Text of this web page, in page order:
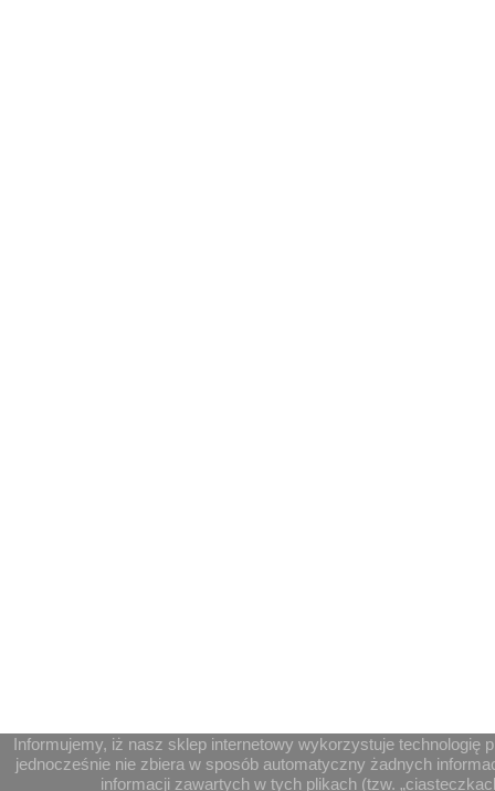
Informujemy, iż nasz sklep internetowy wykorzystuje technologię
jednocześnie nie zbiera w sposób automatyczny żadnych
informacji zawartych w tych plikach (tzw.